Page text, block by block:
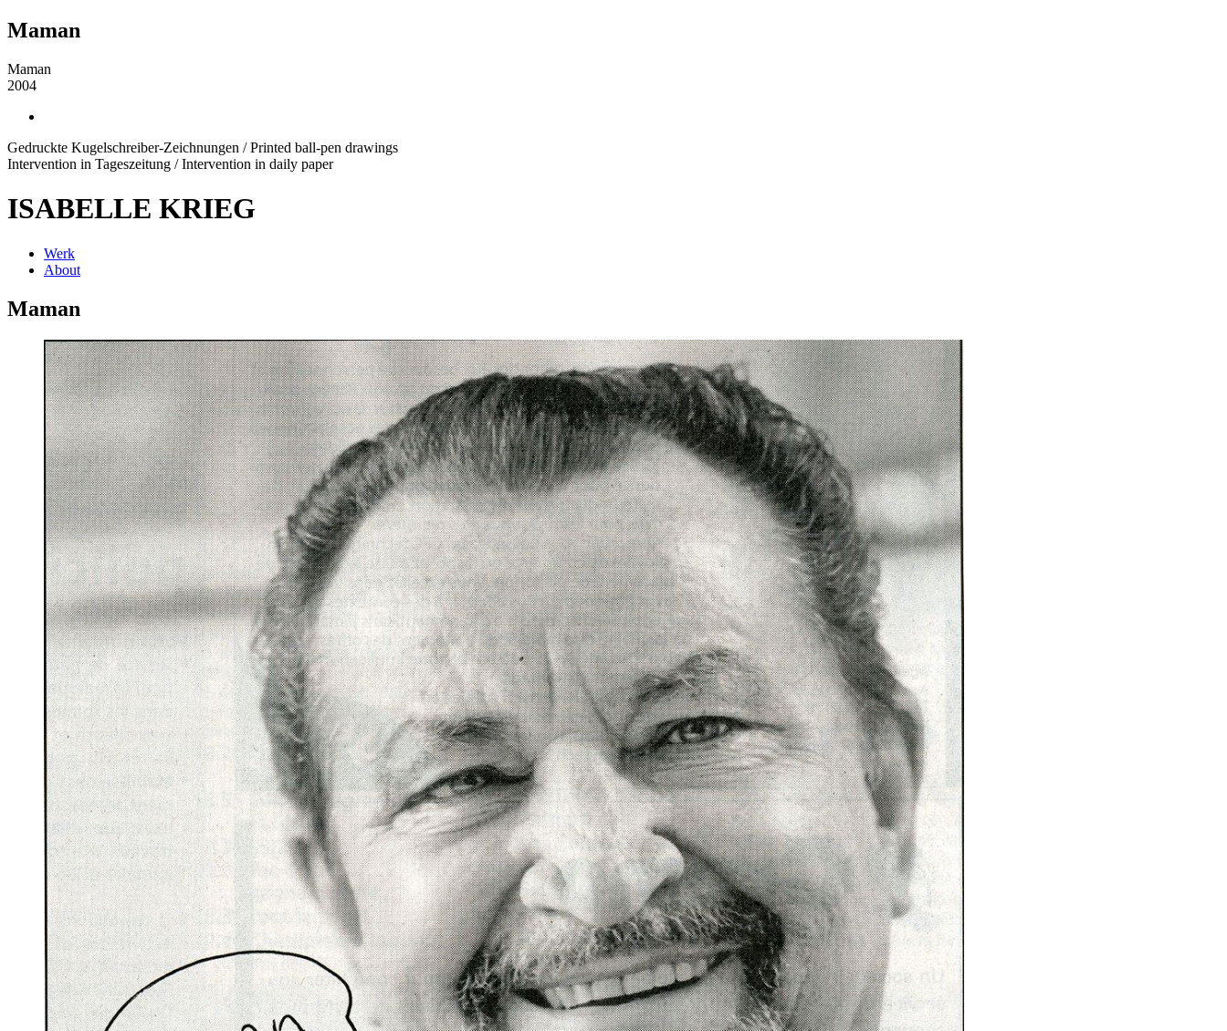
Maman
Maman
2004
Gedruckte Kugelschreiber-Zeichnungen / Printed ball-pen drawings
Intervention in Tageszeitung / Intervention in daily paper
ISABELLE KRIEG
Werk
About
Maman